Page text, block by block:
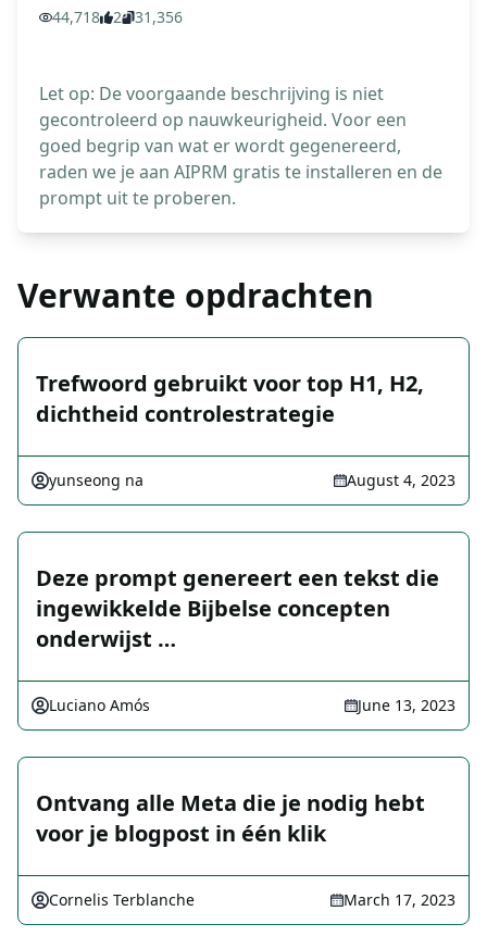
44,718 2 31,356
Let op: De voorgaande beschrijving is niet
gecontroleerd op nauwkeurigheid. Voor een
goed begrip van wat er wordt gegenereerd,
raden we je aan AIPRM gratis te installeren en de
prompt uit te proberen.
Verwante opdrachten
Trefwoord gebruikt voor top H1, H2,
dichtheid controlestrategie
yunseong na August 4, 2023
Deze prompt genereert een tekst die
ingewikkelde Bijbelse concepten
onderwijst …
Luciano Amós June 13, 2023
Ontvang alle Meta die je nodig hebt
voor je blogpost in één klik
Cornelis Terblanche March 17, 2023